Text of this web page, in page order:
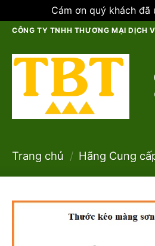
Cám ơn quý khách
CÔNG TY TNHH THƯƠNG MẠI DỊCH
Trang chủ / Hãng Cung